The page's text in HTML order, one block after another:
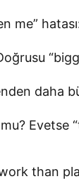
me”
daha
Evetse
than